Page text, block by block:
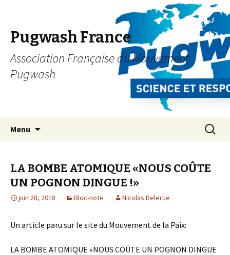
Pugwash France
Association Française du Mouvement
Pugwash
Menu
LA BOMBE ATOMIQUE «NOUS COÛTE
UN POGNON DINGUE !»
juin 28, 2018 Bloc-note Nicolas Delerue
Un article paru sur le site du Mouvement de la Paix:
LA BOMBE ATOMIQUE «NOUS COÛTE UN POGNON DINGUE